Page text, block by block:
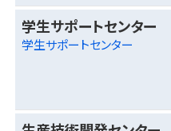
学生サポートセンター
学生サポートセンター